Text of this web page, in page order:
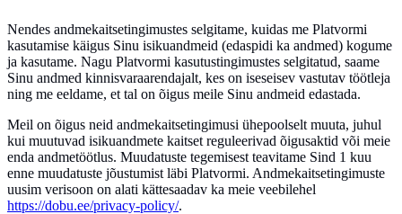
Nendes andmekaitsetingimustes selgitame, kuidas me Platvormi
kasutamise käigus Sinu isikuandmeid (edaspidi ka andmed) kogume
ja kasutame. Nagu Platvormi kasutustingimustes selgitatud, saame
Sinu andmed kinnisvaraarendajalt, kes on iseseisev vastutav töötleja
ning me eeldame, et tal on õigus meile Sinu andmeid edastada.
Meil on õigus neid andmekaitsetingimusi ühepoolselt muuta, juhul
kui muutuvad isikuandmete kaitset reguleerivad õigusaktid või meie
enda andmetöötlus. Muudatuste tegemisest teavitame Sind 1 kuu
enne muudatuste jõustumist läbi Platvormi. Andmekaitsetingimuste
uusim verisoon on alati kättesaadav ka meie veebilehel
https://dobu.ee/privacy-policy/.